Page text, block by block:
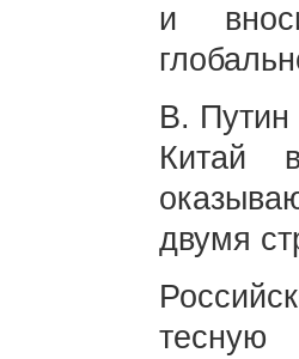
и
В. Путин
Китай
двумя